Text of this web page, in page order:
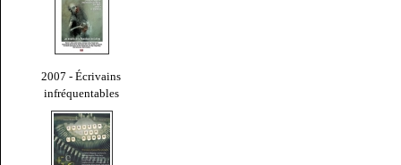
2007 - Écrivains
infréquentables